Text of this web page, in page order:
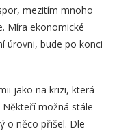
mezitím mnoho
Míra ekonomické
úrovni, bude po konci
jako na krizi, která
možná stále
o něco přišel. Dle